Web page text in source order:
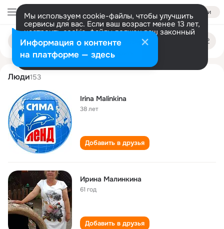
Войти
Мы используем cookie-файлы, чтобы улучшить
сервисы для вас. Если ваш возраст менее 13 лет,
настроить cookie-файлы должен ваш законный
представитель. Больше информации
Разрешить все Настроить
Поиск
людям
irina malinkina
Люди153
Irina Malinkina
38 лет
Добавить в друзья
Ирина Малинкина
61 год
Добавить в друзья
Информация о контенте
на платформе — здесь